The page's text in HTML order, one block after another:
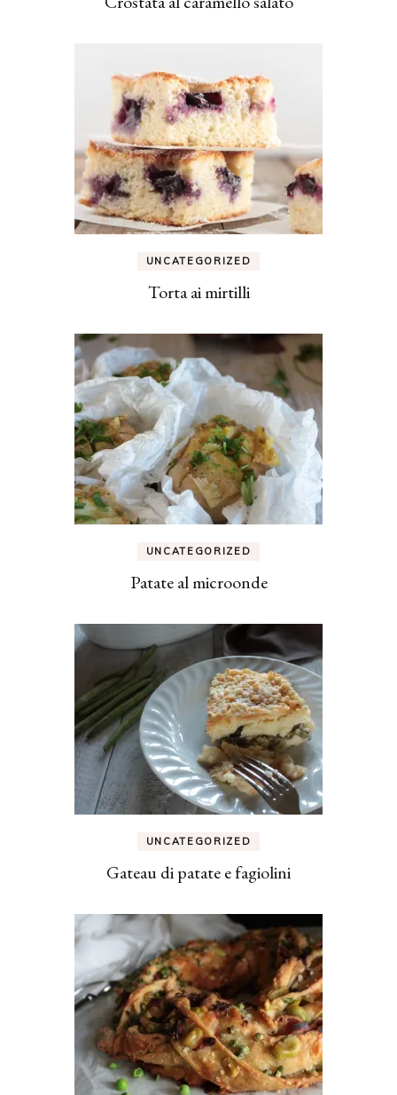
UNCATEGORIZED
Torta ai mirtilli
UNCATEGORIZED
Patate al microonde
UNCATEGORIZED
Gateau di patate e fagiolini